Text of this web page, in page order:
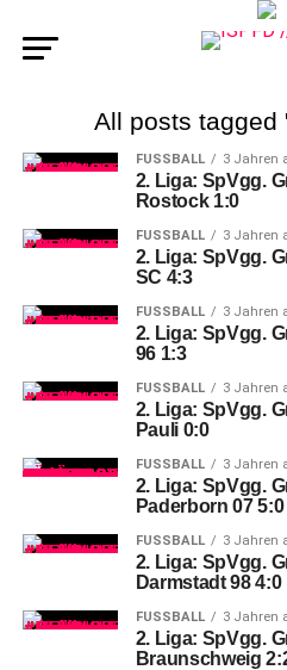
All posts tagged
FUSSBALL 3 Jahren
2. Liga: SpVgg.
Rostock 1:0
FUSSBALL 3 Jahren
2. Liga: SpVgg.
SC 4:3
FUSSBALL 3 Jahren
2. Liga: SpVgg.
96 1:3
FUSSBALL 3 Jahren
2. Liga: SpVgg.
Pauli 0:0
FUSSBALL 3 Jahren
2. Liga: SpVgg.
Paderborn 07 5:0
FUSSBALL 3 Jahren
2. Liga: SpVgg.
Darmstadt 98 4:0
FUSSBALL 3 Jahren
2. Liga: SpVgg.
Braunschweig